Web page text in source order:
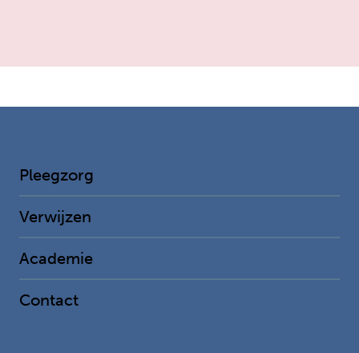
Pleegzorg
Verwijzen
Academie
Contact